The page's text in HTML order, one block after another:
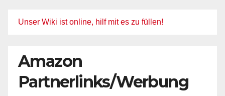
Unser Wiki ist online, hilf mit es zu füllen!
Amazon
Partnerlinks/Werbung